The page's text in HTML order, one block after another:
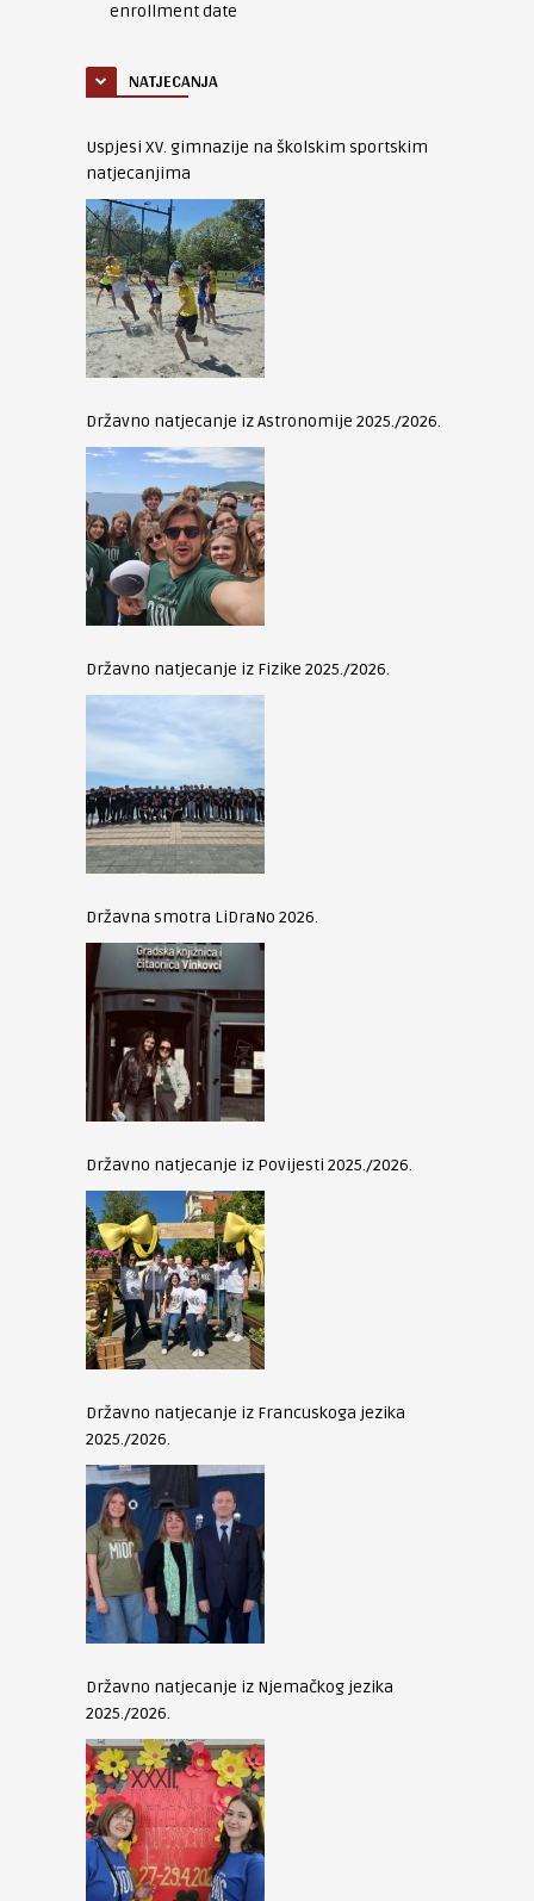
enrollment date
NATJECANJA
Uspjesi XV. gimnazije na školskim sportskim
natjecanjima
Državno natjecanje iz Astronomije 2025./2026.
Državno natjecanje iz Fizike 2025./2026.
Državna smotra LiDraNo 2026.
Državno natjecanje iz Povijesti 2025./2026.
Državno natjecanje iz Francuskoga jezika
2025./2026.
Državno natjecanje iz Njemačkog jezika
2025./2026.